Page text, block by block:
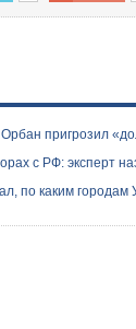
пригрозил
с РФ: эксперт
по каким